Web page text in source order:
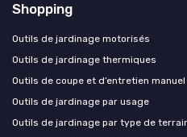
Shopping
Outils de jardinage motorisés
Outils de jardinage thermiques
Outils de coupe et d’entretien manuel
Outils de jardinage par usage
Outils de jardinage par type de